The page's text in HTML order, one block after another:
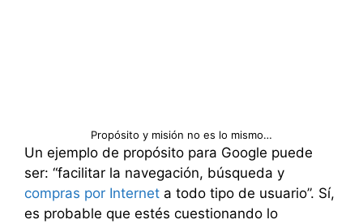
Propósito y misión no es lo mismo…
Un ejemplo de propósito para Google puede
ser: “facilitar la navegación, búsqueda y
compras por Internet a todo tipo de usuario”. Sí,
es probable que estés cuestionando lo